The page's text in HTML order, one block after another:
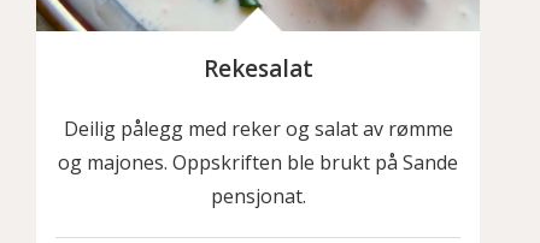
Rekesalat
Deilig pålegg med reker og salat av rømme
og majones. Oppskriften ble brukt på Sande
pensjonat.